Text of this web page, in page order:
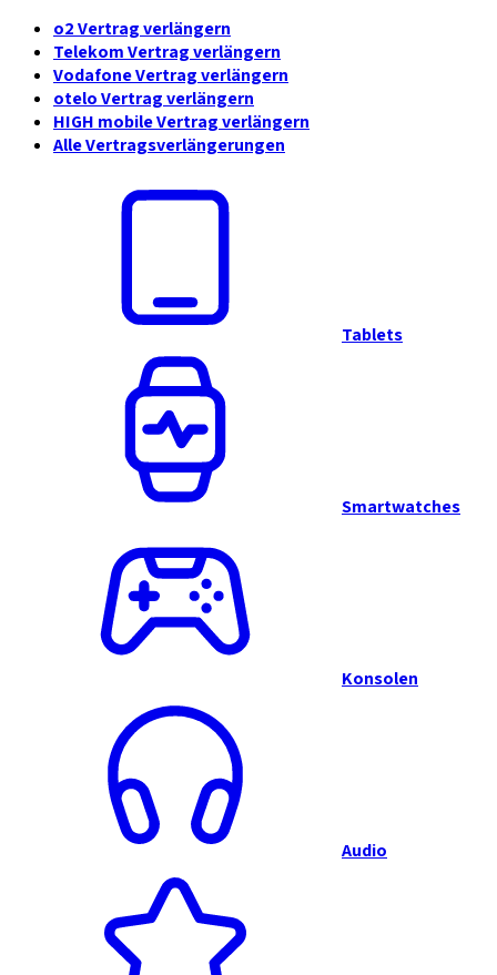
o2 Vertrag verlängern
Telekom Vertrag verlängern
Vodafone Vertrag verlängern
otelo Vertrag verlängern
HIGH mobile Vertrag verlängern
Alle Vertragsverlängerungen
Tablets
Smartwatches
Konsolen
Audio